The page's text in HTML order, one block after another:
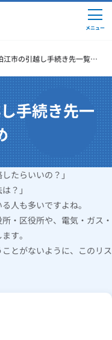
ン
メニュー
江市の引越し手続き先一覧ま
手続き先一
たらいいの？」
？」
人も多いですよね。
・区役所や、電気・ガス・
す。
とがないように、このリス